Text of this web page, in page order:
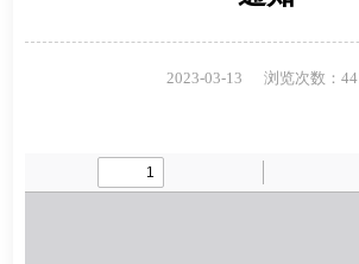
2023-03-13 浏览次数：